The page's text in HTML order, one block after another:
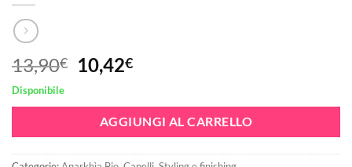
13,90€
Il
prezzo
originale
era:
13,90€.
10,42€Il
attuale
è:
10,42€.
Disponibile
AGGIUNGI AL CARRELLO